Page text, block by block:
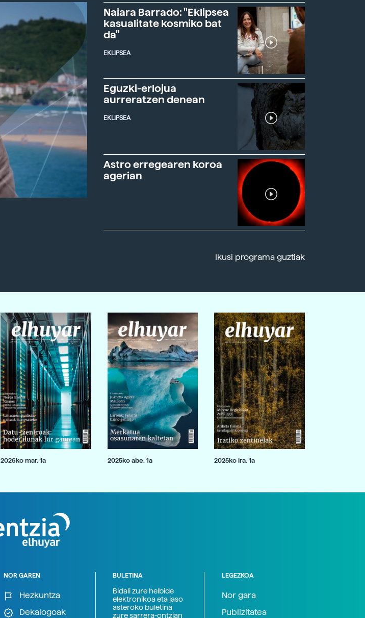
Naiara Barrado: "Eklipsea
kasualitate kosmiko bat
da"
EKLIPSEA
Eguzki-erlojua
aurreratzen denean
EKLIPSEA
Astro erregearen koroa
agerian
Ikusi programa guztiak
2026ko mar. 1a 2025ko abe. 1a 2025ko ira. 1a
NOR GAREN
Hezkuntza
Dekalogoak
BULETINA
Bidali zure helbide
elektronikoa eta jaso
asteroko buletina
zure sarrera-ontzian
LEGEZKOA
Nor gara
Publizitatea